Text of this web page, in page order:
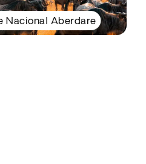
Nacional Aberdare